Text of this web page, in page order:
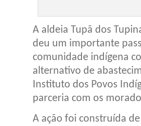
A aldeia Tupã dos
deu um importante
comunidade indígena
alternativo de
Instituto dos Povos
parceria com os
A ação foi construída